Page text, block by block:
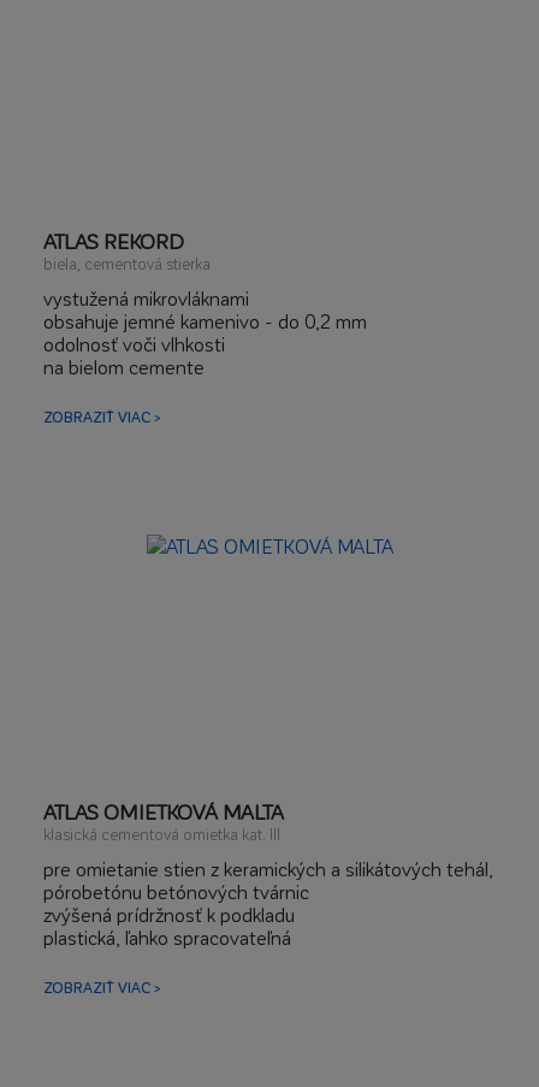
ATLAS REKORD
biela, cementová stierka
vystužená mikrovláknami
obsahuje jemné kamenivo - do 0,2 mm
odolnosť voči vlhkosti
na bielom cemente
na typické minerálne podklady
ZOBRAZIŤ VIAC >
ATLAS OMIETKOVÁ MALTA
klasická cementová omietka kat. III
pre omietanie stien z keramických a silikátových tehál,
pórobetónu betónových tvárnic
zvýšená prídržnosť k podkladu
plastická, ľahko spracovateľná
omietanie stien a stropov
ZOBRAZIŤ VIAC >